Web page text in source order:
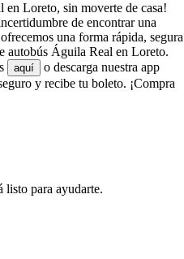
en Loreto, sin moverte de casa!
de encontrar una
una forma rápida, segura
autobús Águila Real en Loreto.
aquí
o descarga nuestra app
y recibe tu boleto. ¡Compra
listo para ayudarte.